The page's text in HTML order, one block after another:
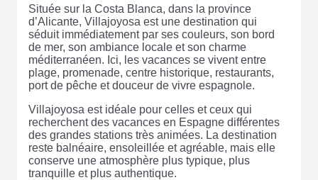
Située sur la Costa Blanca, dans la province
d’Alicante, Villajoyosa est une destination qui
séduit immédiatement par ses couleurs, son bord
de mer, son ambiance locale et son charme
méditerranéen. Ici, les vacances se vivent entre
plage, promenade, centre historique, restaurants,
port de pêche et douceur de vivre espagnole.
Villajoyosa est idéale pour celles et ceux qui
recherchent des vacances en Espagne différentes
des grandes stations très animées. La destination
reste balnéaire, ensoleillée et agréable, mais elle
conserve une atmosphère plus typique, plus
tranquille et plus authentique.